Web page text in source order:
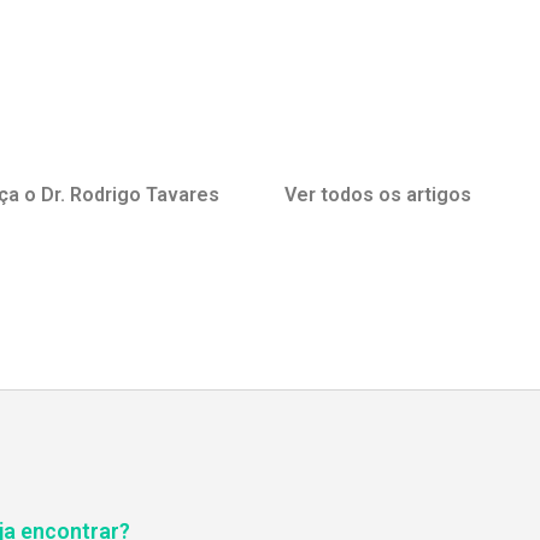
o Dr. Rodrigo Tavares Ver todos os artigos
encontrar?